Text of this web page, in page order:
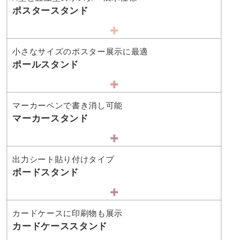
ポスタースタンド
小さなサイズのポスター展示に最適
ポールスタンド
マーカーペンで書き消し可能
マーカースタンド
出力シート貼り付けタイプ
ボードスタンド
カードケースに印刷物も展示
カードケーススタンド